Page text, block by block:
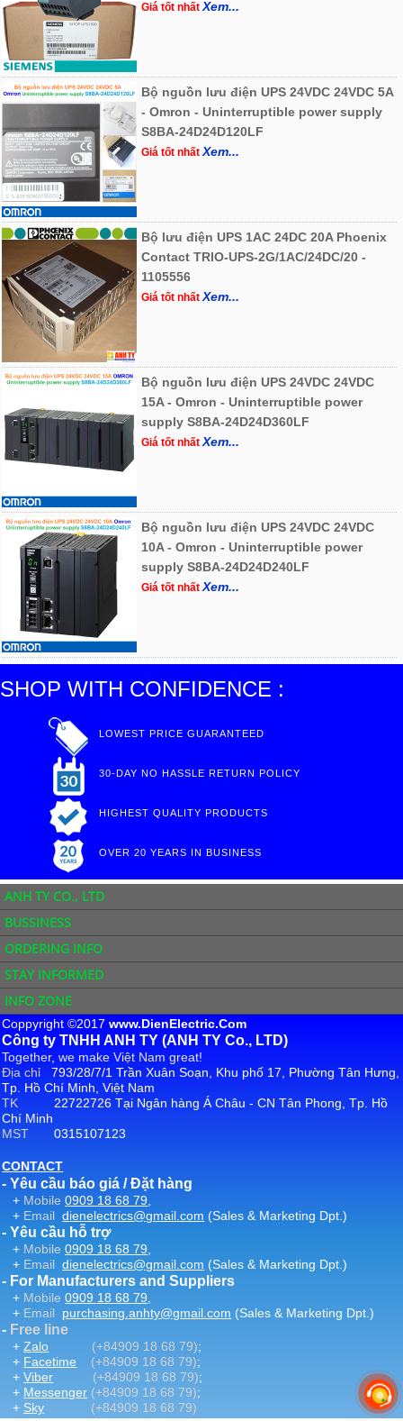
Giá tốt nhấtXem...
Bộ nguồn lưu điện UPS 24VDC 24VDC 5A
- Omron - Uninterruptible power supply
S8BA-24D24D120LF
Giá tốt nhấtXem...
Bộ lưu điện UPS 1AC 24DC 20A Phoenix
Contact TRIO-UPS-2G/1AC/24DC/20 -
1105556
Giá tốt nhấtXem...
Bộ nguồn lưu điện UPS 24VDC 24VDC
15A - Omron - Uninterruptible power
supply S8BA-24D24D360LF
Giá tốt nhấtXem...
Bộ nguồn lưu điện UPS 24VDC 24VDC
10A - Omron - Uninterruptible power
supply S8BA-24D24D240LF
Giá tốt nhấtXem...
SHOP WITH CONFIDENCE :
LOWEST PRICE GUARANTEED
30-DAY NO HASSLE RETURN POLICY
HIGHEST QUALITY PRODUCTS
OVER 20 YEARS IN BUSINESS
ANH TY CO., LTD
BUSSINESS
ORDERING INFO
STAY INFORMED
INFO ZONE
Coppyright ©2017www.DienElectric.Com
Công ty TNHH ANH TY (ANH TY Co., LTD)
Together, we make Việt Nam great!
Địa chỉ793/28/7/1 Trần Xuân Soạn, Khu phố 17, Phường Tân Hưng,
Tp. Hồ Chí Minh, Việt Nam
TK22722726 Tại Ngân hàng Á Châu - CN Tân Phong, Tp. Hồ
Chí Minh
MST0315107123
CONTACT
- Yêu cầu báo giá / Đặt hàng
+ Mobile 0909 18 68 79,
+ Email dienelectrics@gmail.com (Sales & Marketing Dpt.)
- Yêu cầu hỗ trợ
+ Mobile 0909 18 68 79,
+ Email dienelectrics@gmail.com (Sales & Marketing Dpt.)
- For Manufacturers and Suppliers
+ Mobile 0909 18 68 79,
+ Email purchasing.anhty@gmail.com (Sales & Marketing Dpt.)
- Free line
+Zalo (+84909 18 68 79);
+ Facetime (+84909 18 68 79);
+Viber (+84909 18 68 79);
+ Messenger (+84909 18 68 79);
+ Sky (+84909 18 68 79)